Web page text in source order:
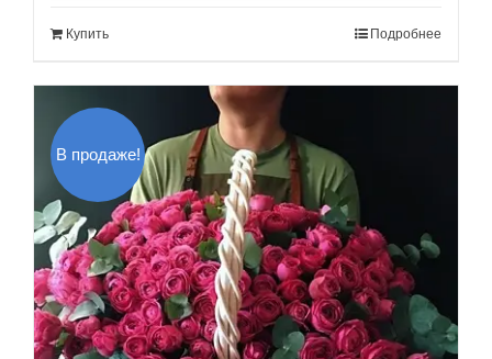
Купить Подробнее
В продаже!